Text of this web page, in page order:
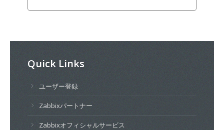
Quick Links
ユーザー登録
Zabbixパートナー
Zabbixオフィシャルサービス